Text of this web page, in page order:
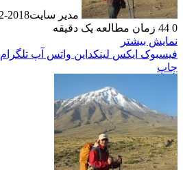
مدیر سایت2018-12-01
0
زمان مطالعه یک دقیقه
نمایش بیشتر
فیسبوک ایکس لینکداین واتس آپ تلگرام
چاپ